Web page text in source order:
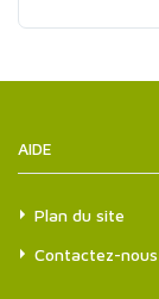
AIDE
Plan du site
Contactez-nous